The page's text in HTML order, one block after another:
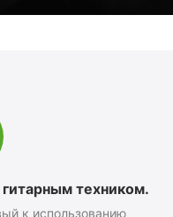
техником.
к использованию